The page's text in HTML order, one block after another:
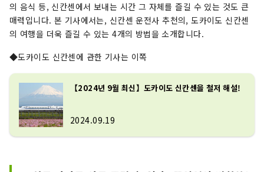
의 음식 등, 신칸센에서 보내는 시간 그 자체를 즐길 수 있는 것도 큰
매력입니다. 본 기사에서는, 신칸센 운전사 추천의, 도카이도 신칸센
의 여행을 더욱 즐길 수 있는 4개의 방법을 소개합니다.
◆도카이도 신칸센에 관한 기사는 이쪽
【2024년 9월 최신】도카이도 신칸센을 철저 해설!
2024.09.19